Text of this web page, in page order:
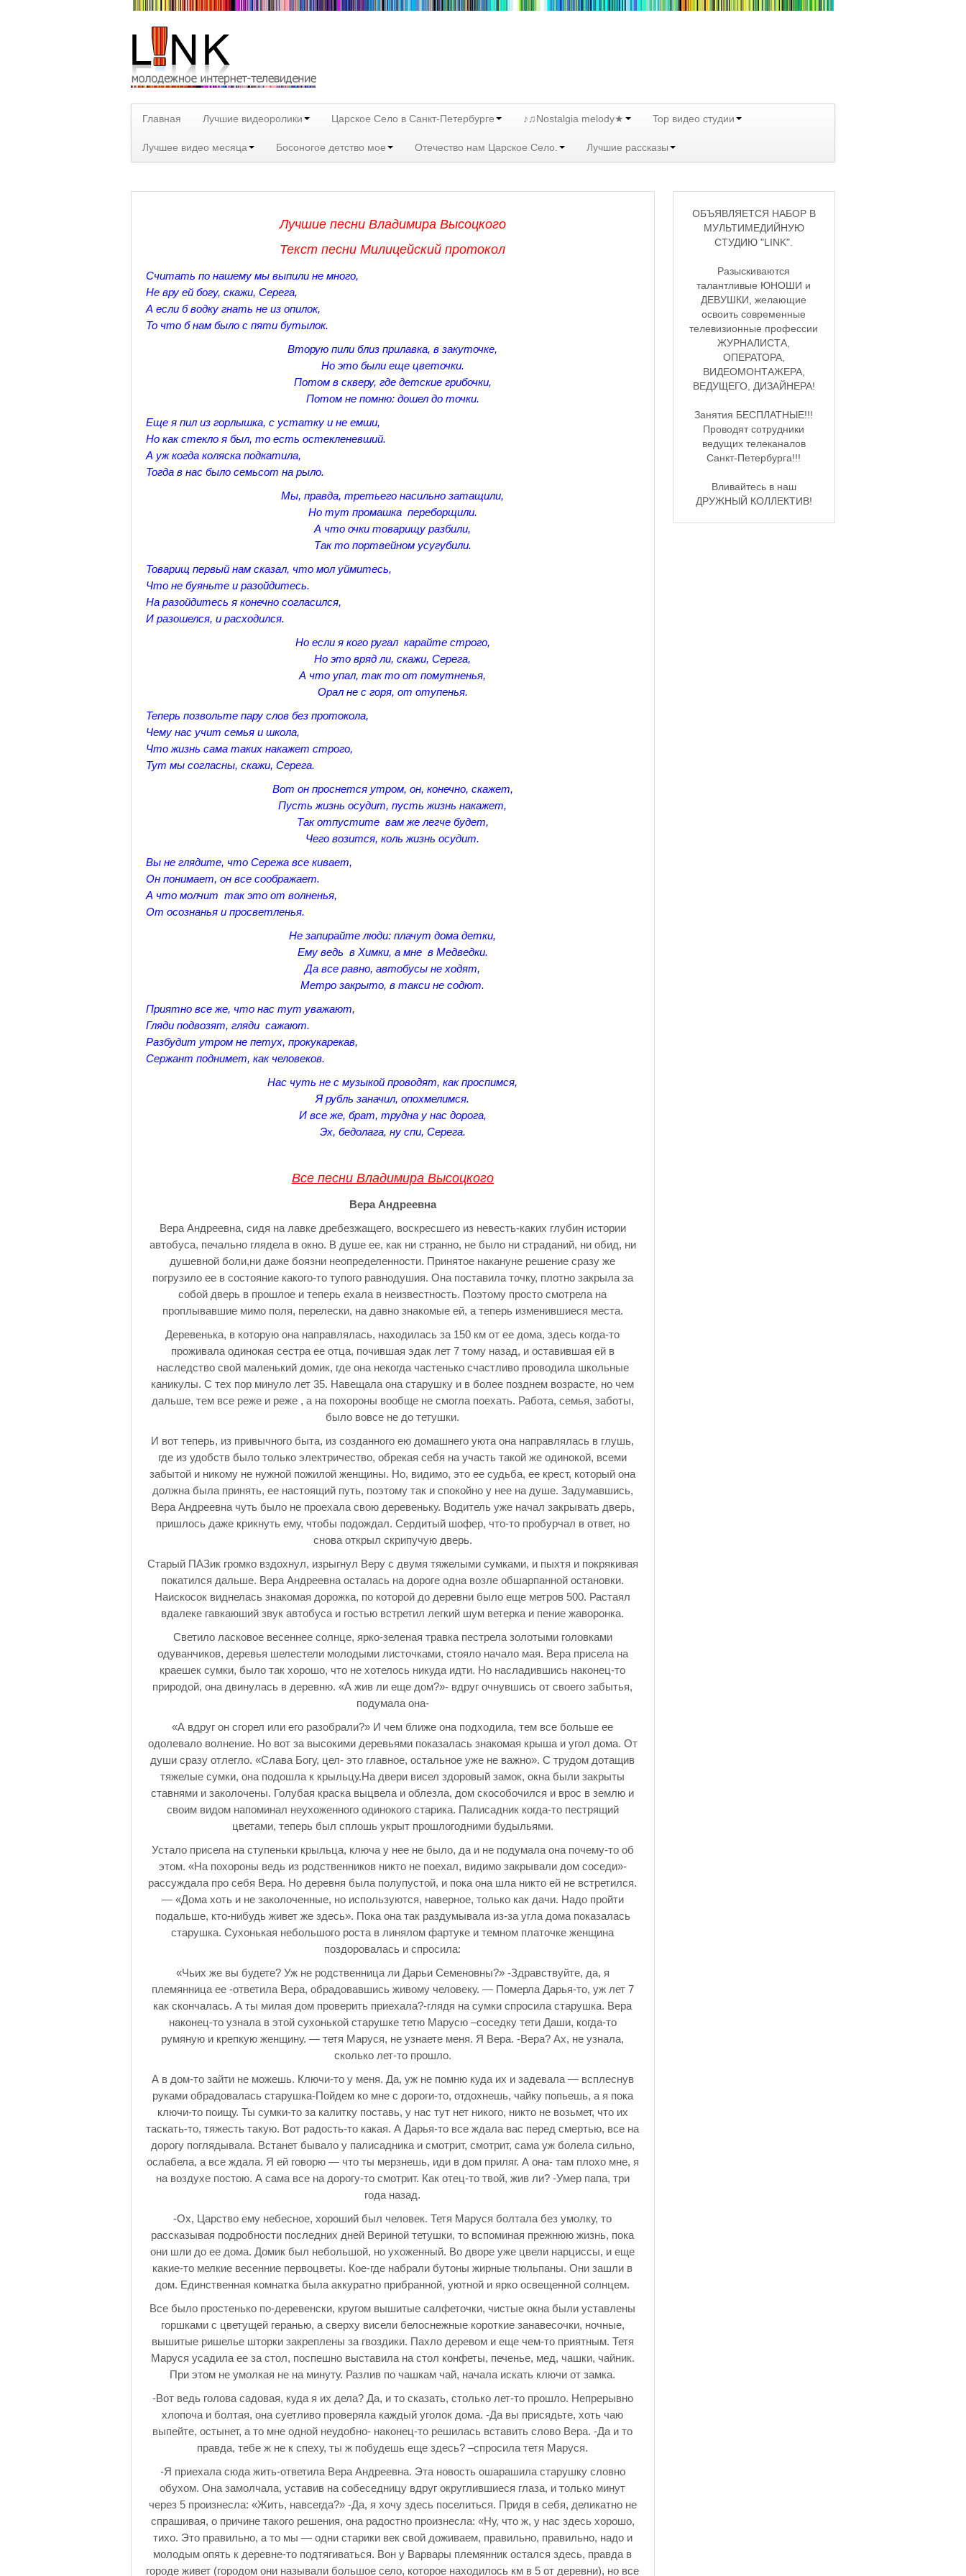
Главная Лучшие видеоролики Царское Село в Санкт-Петербурге ♪♫Nostalgia melody★ Top видео студии
Лучшее видео месяца Босоногое детство мое Отечество нам Царское Село. Лучшие рассказы
Лучшие песни Владимира Высоцкого
Текст песни Милицейский протокол
Считать по нашему мы выпили не много,
Не вру ей богу, скажи, Серега,
А если б водку гнать не из опилок,
То что б нам было с пяти бутылок.
Вторую пили близ прилавка, в закуточке,
Но это были еще цветочки.
Потом в скверу, где детские грибочки,
Потом не помню: дошел до точки.
Еще я пил из горлышка, с устатку и не емши,
Но как стекло я был, то есть остекленевший.
А уж когда коляска подкатила,
Тогда в нас было семьсот на рыло.
Мы, правда, третьего насильно затащили,
Но тут промашка переборщили.
А что очки товарищу разбили,
Так то портвейном усугубили.
Товарищ первый нам сказал, что мол уймитесь,
Что не буяньте и разойдитесь.
На разойдитесь я конечно согласился,
И разошелся, и расходился.
Но если я кого ругал карайте строго,
Но это вряд ли, скажи, Серега,
А что упал, так то от помутненья,
Орал не с горя, от отупенья.
Теперь позвольте пару слов без протокола,
Чему нас учит семья и школа,
Что жизнь сама таких накажет строго,
Тут мы согласны, скажи, Серега.
Вот он проснется утром, он, конечно, скажет,
Пусть жизнь осудит, пусть жизнь накажет,
Так отпустите вам же легче будет,
Чего возится, коль жизнь осудит.
Вы не глядите, что Сережа все кивает,
Он понимает, он все соображает.
А что молчит так это от волненья,
От осознанья и просветленья.
Не запирайте люди: плачут дома детки,
Ему ведь в Химки, а мне в Медведки.
Да все равно, автобусы не ходят,
Метро закрыто, в такси не содют.
Приятно все же, что нас тут уважают,
Гляди подвозят, гляди сажают.
Разбудит утром не петух, прокукарекав,
Сержант поднимет, как человеков.
Нас чуть не с музыкой проводят, как проспимся,
Я рубль заначил, опохмелимся.
И все же, брат, трудна у нас дорога,
Эх, бедолага, ну спи, Серега.
Все песни Владимира Высоцкого
Вера Андреевна
Вера Андреевна, сидя на лавке дребезжащего, воскресшего из невесть-каких глубин истории
автобуса, печально глядела в окно. В душе ее, как ни странно, не было ни страданий, ни обид, ни
душевной боли,ни даже боязни неопределенности. Принятое накануне решение сразу же
погрузило ее в состояние какого-то тупого равнодушия. Она поставила точку, плотно закрыла за
собой дверь в прошлое и теперь ехала в неизвестность. Поэтому просто смотрела на
проплывавшие мимо поля, перелески, на давно знакомые ей, а теперь изменившиеся места.
Деревенька, в которую она направлялась, находилась за 150 км от ее дома, здесь когда-то
проживала одинокая сестра ее отца, почившая эдак лет 7 тому назад, и оставившая ей в
наследство свой маленький домик, где она некогда частенько счастливо проводила школьные
каникулы. С тех пор минуло лет 35. Навещала она старушку и в более позднем возрасте, но чем
дальше, тем все реже и реже , а на похороны вообще не смогла поехать. Работа, семья, заботы,
было вовсе не до тетушки.
И вот теперь, из привычного быта, из созданного ею домашнего уюта она направлялась в глушь,
где из удобств было только электричество, обрекая себя на участь такой же одинокой, всеми
забытой и никому не нужной пожилой женщины. Но, видимо, это ее судьба, ее крест, который она
должна была принять, ее настоящий путь, поэтому так и спокойно у нее на душе. Задумавшись,
Вера Андреевна чуть было не проехала свою деревеньку. Водитель уже начал закрывать дверь,
пришлось даже крикнуть ему, чтобы подождал. Сердитый шофер, что-то пробурчал в ответ, но
снова открыл скрипучую дверь.
Старый ПАЗик громко вздохнул, изрыгнул Веру с двумя тяжелыми сумками, и пыхтя и покрякивая
покатился дальше. Вера Андреевна осталась на дороге одна возле обшарпанной остановки.
Наискосок виднелась знакомая дорожка, по которой до деревни было еще метров 500. Растаял
вдалеке гавкаюший звук автобуса и гостью встретил легкий шум ветерка и пение жаворонка.
Светило ласковое весеннее солнце, ярко-зеленая травка пестрела золотыми головками
одуванчиков, деревья шелестели молодыми листочками, стояло начало мая. Вера присела на
краешек сумки, было так хорошо, что не хотелось никуда идти. Но насладившись наконец-то
природой, она двинулась в деревню. «А жив ли еще дом?»- вдруг очнувшись от своего забытья,
подумала она-
«А вдруг он сгорел или его разобрали?» И чем ближе она подходила, тем все больше ее
одолевало волнение. Но вот за высокими деревьями показалась знакомая крыша и угол дома. От
души сразу отлегло. «Слава Богу, цел- это главное, остальное уже не важно». С трудом дотащив
тяжелые сумки, она подошла к крыльцу.На двери висел здоровый замок, окна были закрыты
ставнями и заколочены. Голубая краска выцвела и облезла, дом скособочился и врос в землю и
своим видом напоминал неухоженного одинокого старика. Палисадник когда-то пестрящий
цветами, теперь был сплошь укрыт прошлогодними будыльями.
Устало присела на ступеньки крыльца, ключа у нее не было, да и не подумала она почему-то об
этом. «На похороны ведь из родственников никто не поехал, видимо закрывали дом соседи»-
рассуждала про себя Вера. Но деревня была полупустой, и пока она шла никто ей не встретился.
— «Дома хоть и не заколоченные, но используются, наверное, только как дачи. Надо пройти
подальше, кто-нибудь живет же здесь». Пока она так раздумывала из-за угла дома показалась
старушка. Сухонькая небольшого роста в линялом фартуке и темном платочке женщина
поздоровалась и спросила:
«Чьих же вы будете? Уж не родственница ли Дарьи Семеновны?» -Здравствуйте, да, я
племянница ее -ответила Вера, обрадовавшись живому человеку. — Померла Дарья-то, уж лет 7
как скончалась. А ты милая дом проверить приехала?-глядя на сумки спросила старушка. Вера
наконец-то узнала в этой сухонькой старушке тетю Марусю –соседку тети Даши, когда-то
румяную и крепкую женщину. — тетя Маруся, не узнаете меня. Я Вера. -Вера? Ах, не узнала,
сколько лет-то прошло.
А в дом-то зайти не можешь. Ключи-то у меня. Да, уж не помню куда их и задевала — всплеснув
руками обрадовалась старушка-Пойдем ко мне с дороги-то, отдохнешь, чайку попьешь, а я пока
ключи-то поищу. Ты сумки-то за калитку поставь, у нас тут нет никого, никто не возьмет, что их
таскать-то, тяжесть такую. Вот радость-то какая. А Дарья-то все ждала вас перед смертью, все на
дорогу поглядывала. Встанет бывало у палисадника и смотрит, смотрит, сама уж болела сильно,
ослабела, а все ждала. Я ей говорю — что ты мерзнешь, иди в дом приляг. А она- там плохо мне, я
на воздухе постою. А сама все на дорогу-то смотрит. Как отец-то твой, жив ли? -Умер папа, три
года назад.
-Ох, Царство ему небесное, хороший был человек. Тетя Маруся болтала без умолку, то
рассказывая подробности последних дней Вериной тетушки, то вспоминая прежнюю жизнь, пока
они шли до ее дома. Домик был небольшой, но ухоженный. Во дворе уже цвели нарциссы, и еще
какие-то мелкие весенние первоцветы. Кое-где набрали бутоны жирные тюльпаны. Они зашли в
дом. Единственная комнатка была аккуратно прибранной, уютной и ярко освещенной солнцем.
Все было простенько по-деревенски, кругом вышитые салфеточки, чистые окна были уставлены
горшками с цветущей геранью, а сверху висели белоснежные короткие занавесочки, ночные,
вышитые ришелье шторки закреплены за гвоздики. Пахло деревом и еще чем-то приятным. Тетя
Маруся усадила ее за стол, поспешно выставила на стол конфеты, печенье, мед, чашки, чайник.
При этом не умолкая не на минуту. Разлив по чашкам чай, начала искать ключи от замка.
-Вот ведь голова садовая, куда я их дела? Да, и то сказать, столько лет-то прошло. Непрерывно
хлопоча и болтая, она суетливо проверяла каждый уголок дома. -Да вы присядьте, хоть чаю
выпейте, остынет, а то мне одной неудобно- наконец-то решилась вставить слово Вера. -Да и то
правда, тебе ж не к спеху, ты ж побудешь еще здесь? –спросила тетя Маруся.
-Я приехала сюда жить-ответила Вера Андреевна. Эта новость ошарашила старушку словно
обухом. Она замолчала, уставив на собеседницу вдруг округлившиеся глаза, и только минут
через 5 произнесла: «Жить, навсегда?» -Да, я хочу здесь поселиться. Придя в себя, деликатно не
спрашивая, о причине такого решения, она радостно произнесла: «Ну, что ж, у нас здесь хорошо,
тихо. Это правильно, а то мы — одни старики век свой доживаем, правильно, правильно, надо и
молодым опять к деревне-то подтягиваться. Вон у Варвары племянник остался здесь, правда в
городе живет (городом они называли большое село, которое находилось км в 5 от деревни), но все
ОБЪЯВЛЯЕТСЯ НАБОР В
МУЛЬТИМЕДИЙНУЮ
СТУДИЮ "LINK".
Разыскиваются
талантливые ЮНОШИ и
ДЕВУШКИ, желающие
освоить современные
телевизионные профессии
ЖУРНАЛИСТА,
ОПЕРАТОРА,
ВИДЕОМОНТАЖЕРА,
ВЕДУЩЕГО, ДИЗАЙНЕРА!
Занятия БЕСПЛАТНЫЕ!!!
Проводят сотрудники
ведущих телеканалов
Санкт-Петербурга!!!
Вливайтесь в наш
ДРУЖНЫЙ КОЛЛЕКТИВ!